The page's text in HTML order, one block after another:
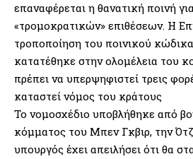
επαναφέρεται η θανατική ποινή
«τρομοκρατικών» επιθέσεων. Η
τροποποίηση του ποινικού
κατατέθηκε στην ολομέλεια του
πρέπει να υπερψηφιστεί τρεις
καταστεί νόμος του κράτους
Το νομοσχέδιο υποβλήθηκε από
κόμματος του Μπεν Γκβιρ, την
υπουργός έχει απειλήσει ότι θα